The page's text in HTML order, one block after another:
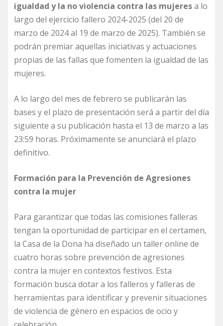
igualdad y la no violencia contra las mujeresa lo
largo del ejercicio fallero 2024-2025 (del 20 de
marzo de 2024 al 19 de marzo de 2025). También se
podrán premiar aquellas iniciativas y actuaciones
propias de las fallas que fomenten la igualdad de las
mujeres.
A lo largo del mes de febrero se publicarán las
bases y el plazo de presentación será a partir del día
siguiente a su publicación hasta el 13 de marzo a las
23:59 horas. Próximamente se anunciará el plazo
definitivo.
Formación para la Prevención de Agresiones
contra la mujer
Para garantizar que todas las comisiones falleras
tengan la oportunidad de participar en el certamen,
la Casa de la Dona ha diseñado un taller online de
cuatro horas sobre prevención de agresiones
contra la mujer en contextos festivos. Esta
formación busca dotar a los falleros y falleras de
herramientas para identificar y prevenir situaciones
de violencia de género en espacios de ocio y